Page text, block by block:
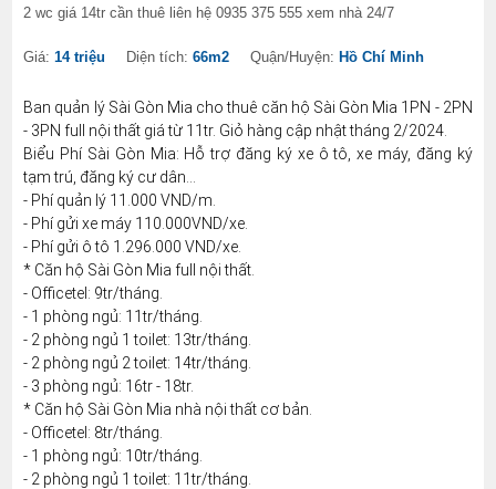
2 wc giá 14tr cần thuê liên hệ 0935 375 555 xem nhà 24/7
Giá:14 triệu Diện tích:66m2 Quận/Huyện:Hồ Chí Minh
Ban quản lý Sài Gòn Mia cho thuê căn hộ Sài Gòn Mia 1PN - 2PN
- 3PN full nội thất giá từ 11tr. Giỏ hàng cập nhật tháng 2/2024.
Biểu Phí Sài Gòn Mia: Hỗ trợ đăng ký xe ô tô, xe máy, đăng ký
tạm trú, đăng ký cư dân...
- Phí quản lý 11.000 VND/m.
- Phí gửi xe máy 110.000VND/xe.
- Phí gửi ô tô 1.296.000 VND/xe.
* Căn hộ Sài Gòn Mia full nội thất.
- Officetel: 9tr/tháng.
- 1 phòng ngủ: 11tr/tháng.
- 2 phòng ngủ 1 toilet: 13tr/tháng.
- 2 phòng ngủ 2 toilet: 14tr/tháng.
- 3 phòng ngủ: 16tr - 18tr.
* Căn hộ Sài Gòn Mia nhà nội thất cơ bản.
- Officetel: 8tr/tháng.
- 1 phòng ngủ: 10tr/tháng.
- 2 phòng ngủ 1 toilet: 11tr/tháng.